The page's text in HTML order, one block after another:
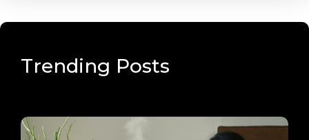
Trending Posts